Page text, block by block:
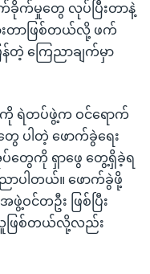
ခိုက်မှုတွေ လုပ်ပြီးတာနဲ့
းတာဖြစ်တယ်လို့ ဖက်
တဲ့ ကြေညာချက်မှာ
ရဲတပ်ဖွဲ့က ဝင်ရောက်
ပါတဲ့ ဖောက်ခွဲရေး
အုပ်တွေကို ရှာဖွေ တွေ့ရှိခဲ့ရ
ာပါတယ်။ ဖောက်ခွဲဖို့
ဝင်တဦး ဖြစ်ပြီး
ဖြစ်တယ်လို့လည်း